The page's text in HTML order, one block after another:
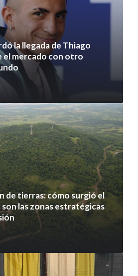
la llegada de Thiago
el mercado con otro
de tierras: cómo surgió el
las zonas estratégicas